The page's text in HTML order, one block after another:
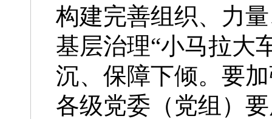
构建完善组织、力
基层治理“小马拉大
沉、保障下倾。要
各级党委（党组）